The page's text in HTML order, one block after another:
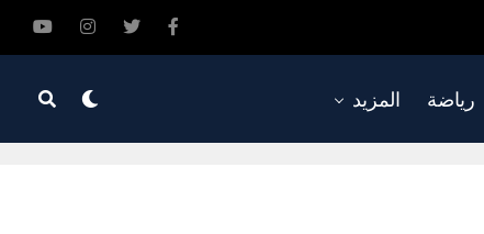
رياضة المزيد